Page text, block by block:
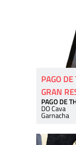
PAGO
GRAN
PAGO DE
DO Cava
Garnacha